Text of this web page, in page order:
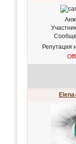
Репутация